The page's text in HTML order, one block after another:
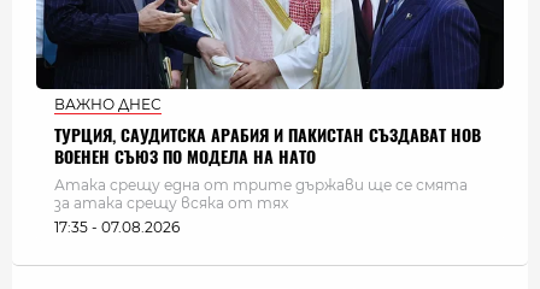
ВАЖНО ДНЕС
ТУРЦИЯ, САУДИТСКА АРАБИЯ И ПАКИСТАН СЪЗДАВАТ НОВ
ВОЕНЕН СЪЮЗ ПО МОДЕЛА НА НАТО
Атака срещу една от трите държави ще се смята
за атака срещу всяка от тях
17:35 - 07.08.2026